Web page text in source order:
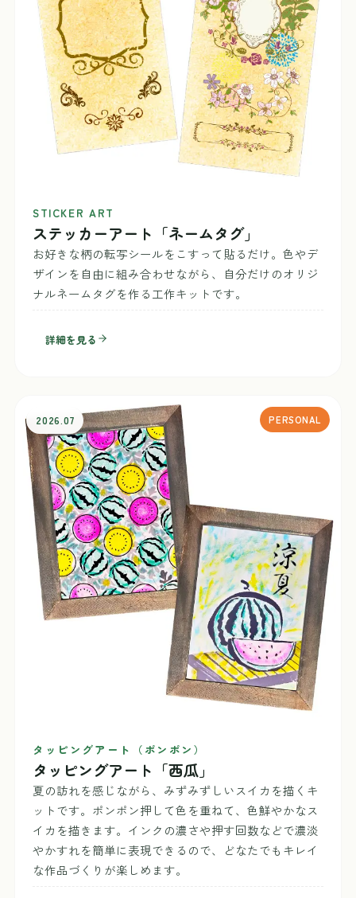
STICKER ART
ステッカーアート「ネームタグ」
お好きな柄の転写シールをこすって貼るだけ。色やデ
ザインを自由に組み合わせながら、自分だけのオリジ
ナルネームタグを作る工作キットです。
詳細を見る
2026.07 PERSONAL
タッピングアート（ポンポン）
タッピングアート「西瓜」
夏の訪れを感じながら、みずみずしいスイカを描くキ
ットです。ポンポン押して色を重ねて、色鮮やかなス
イカを描きます。インクの濃さや押す回数などで濃淡
やかすれを簡単に表現できるので、どなたでもキレイ
な作品づくりが楽しめます。